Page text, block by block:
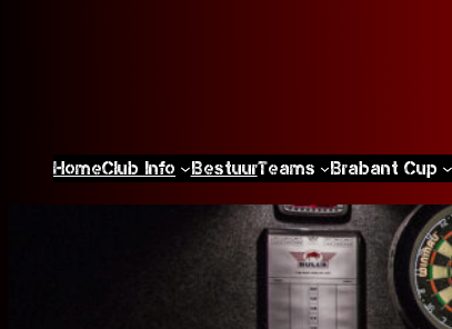
HomeClub Info BestuurTeams Brabant Cup